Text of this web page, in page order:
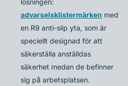
advarselsklistermärken med
en R9 anti-slip yta, som är
speciellt designad för att
säkerställa anställdas
säkerhet medan de befinner
sig på arbetsplatsen.